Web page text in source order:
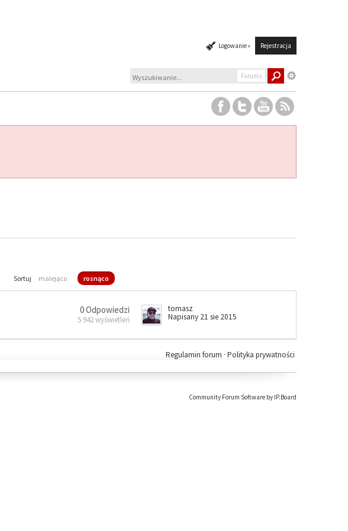
Logowanie » Rejestracja
Forums
Sortuj malejąco rosnąco
0 Odpowiedzi
5 942 wyświetleń
tomasz
Napisany 21 sie 2015
Polityka prywatności
Regulamin forum ·
Community Forum Software by IP.Board